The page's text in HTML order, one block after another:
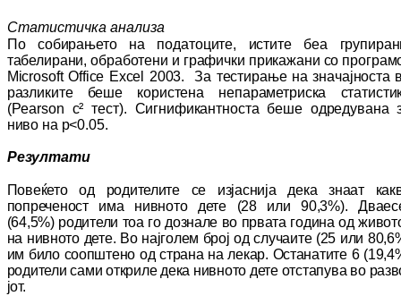
Статистичка анализа
По собирањето на податоците, истите беа
табелирани, обработени и гра­фич­ки прикажани со
Microsoft Office Excel 2003. За тестирање на зна­чај­нос­та
раз­ликите беше користена не­па­ра­ме­триска
(Pearson c²тест). Сиг­ни­фи­кант­носта бе­ше одредувана
ниво на p<0.05.
Резултати
Повеќето од родителите се изјаснија дека знаат
попреченост има нивното дете
(28 или 90,3%).
(64,5%) родители тоа го доз­нале во првата година од
на нив­но­то дете. Во најголем број од случаите (25 или
им било соопштено од страна на ле­кар. Останатите 6
родители сами от­криле дека нивното дете отстапува во
јот.